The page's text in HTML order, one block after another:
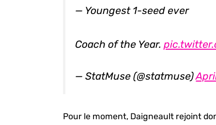
— Youngest 1-seed ever
Coach of the Year.
— StatMuse (@statmuse)
Pour le moment, Daigneault rejoint